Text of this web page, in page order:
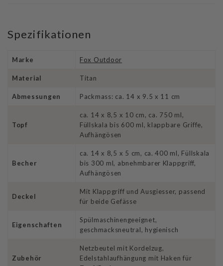
Spezifikationen
Marke Fox Outdoor
Material Titan
Abmessungen Packmass: ca. 14 x 9.5 x 11 cm
Topf
ca. 14 x 8,5 x 10 cm, ca. 750 ml,
Füllskala bis 600 ml, klappbare Griffe,
Aufhängösen
Becher
ca. 14 x 8,5 x 5 cm, ca. 400 ml, Füllskala
bis 300 ml, abnehmbarer Klappgriff,
Aufhängösen
Deckel
Mit Klappgriff und Ausgiesser, passend
für beide Gefässe
Eigenschaften
Spülmaschinengeeignet,
geschmacksneutral, hygienisch
Zubehör
Netzbeutel mit Kordelzug,
Edelstahlaufhängung mit Haken für